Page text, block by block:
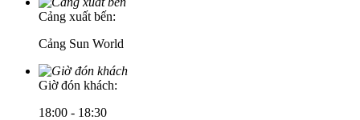
Cảng xuất bến:
Cảng Sun World
Giờ đón khách:
18:00 - 18:30